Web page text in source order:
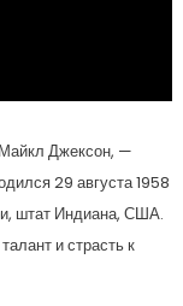
Джексон, —
29 августа 1958
штат Индиана, США.
и страсть к